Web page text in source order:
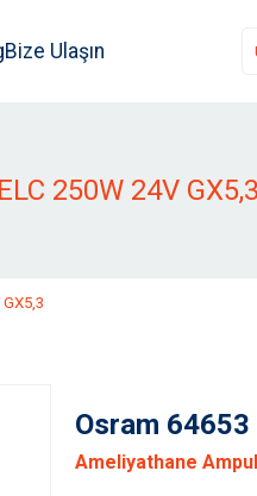
Bize Ulaşın
250W 24V GX5,3
Osram 64653
Ameliyathane